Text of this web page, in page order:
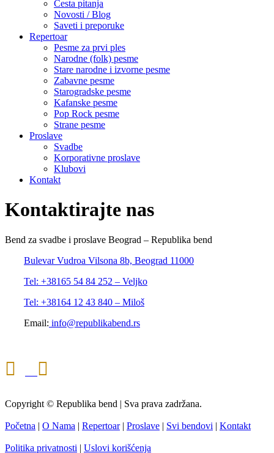
Česta pitanja
Novosti / Blog
Saveti i preporuke
Repertoar
Pesme za prvi ples
Narodne (folk) pesme
Stare narodne i izvorne pesme
Zabavne pesme
Starogradske pesme
Kafanske pesme
Pop Rock pesme
Strane pesme
Proslave
Svadbe
Korporativne proslave
Klubovi
Kontakt
Kontaktirajte nas
Bend za svadbe i proslave Beograd – Republika bend
Bulevar Vudroa Vilsona 8b, Beograd 11000
Tel: +38165 54 84 252 – Veljko
Tel: +38164 12 43 840 – Miloš
Email: info@republikabend.rs
Copyright © Republika bend | Sva prava zadržana.
Početna | O Nama | Repertoar| Proslave | Svi bendovi | Kontakt
Politika privatnosti | Uslovi korišćenja